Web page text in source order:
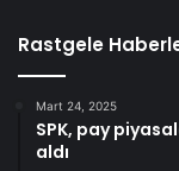
Rastgele
Mart 24, 2025
SPK, pay
aldı